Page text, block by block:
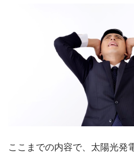
ここまでの内容で、太陽光発